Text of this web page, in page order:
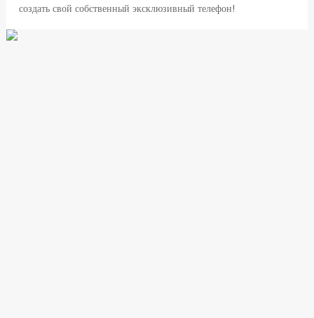
создать свой собственный эксклюзивный телефон!